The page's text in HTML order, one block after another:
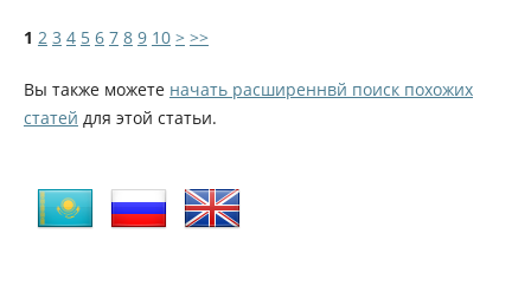
1 2 3 4 5 6 7 8 9 10 > >>
Вы также можете начать расширеннвй поиск похожих
статей для этой статьи.